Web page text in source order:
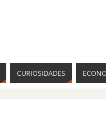
CURIOSIDADES